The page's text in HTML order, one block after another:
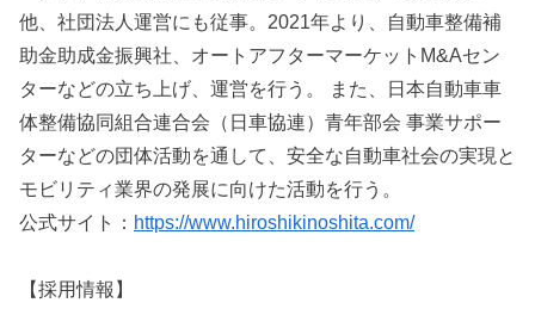
他、社団法人運営にも従事。2021年より、自動車整備補
助金助成金振興社、オートアフターマーケットM&Aセン
ターなどの立ち上げ、運営を行う。 また、日本自動車車
体整備協同組合連合会（日車協連）青年部会 事業サポー
ターなどの団体活動を通して、安全な自動車社会の実現と
モビリティ業界の発展に向けた活動を行う。
公式サイト： https://www.hiroshikinoshita.com/
【採用情報】